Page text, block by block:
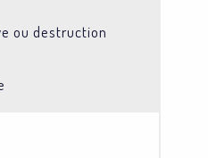
ou destruction